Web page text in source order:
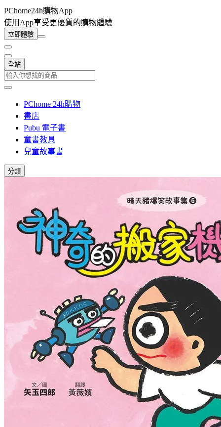
PChome24h購物App
使用App享受更優質的購物體驗
立即體驗
全站
PChome 24h購物
書店
Pubu 電子書
童書教具
兒童故事書
分類